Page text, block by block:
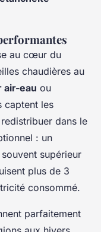
au cœur du
chaudières au
air-eau ou
captent les
dans le
: un
souvent supérieur
plus de 3
consommé.
parfaitement